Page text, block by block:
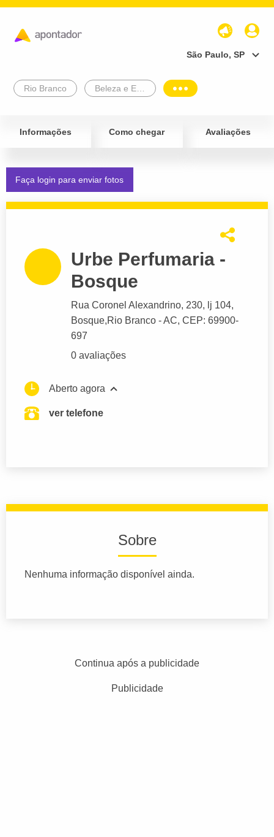
São Paulo, SP
Rio Branco
Informações Como chegar Avaliações
Faça login para enviar fotos
Urbe Perfumaria -
Bosque
Rua Coronel Alexandrino, 230, lj 104,
Bosque,Rio Branco - AC, CEP: 69900-
697
0 avaliações
Aberto agora
ver telefone
Sobre
Nenhuma informação disponível ainda.
Continua após a publicidade
Publicidade